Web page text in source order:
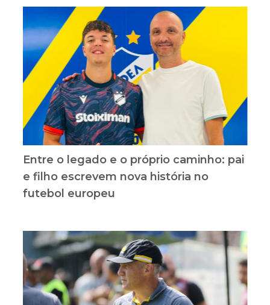
Entre o legado e o próprio caminho: pai
e filho escrevem nova história no
futebol europeu